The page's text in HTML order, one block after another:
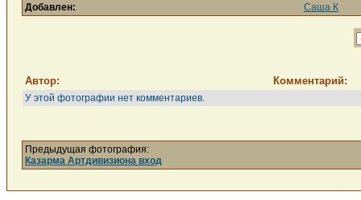
Добавлен:
Саша К
Автор: Комментарий:
У этой фотографии нет комментариев.
Предыдущая фотография:
Казарма Артдивизиона вход